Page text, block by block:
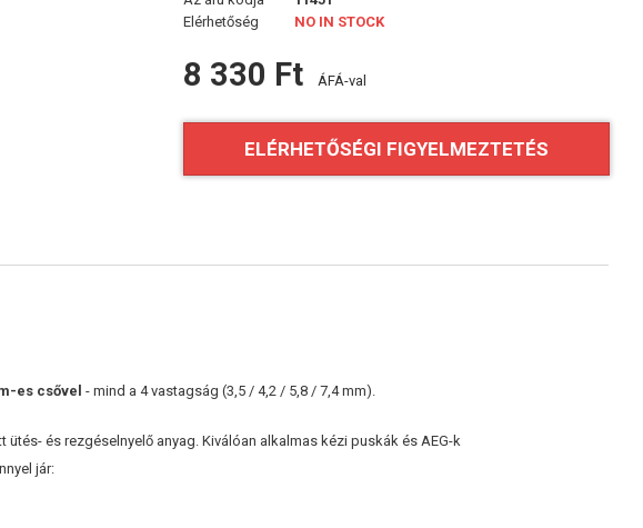
Elérhetőség
NO IN STOCK
8 330 Ft ÁFÁ-val
ELÉRHETŐSÉGI FIGYELMEZTETÉS
es csővel - mind a 4 vastagság (3,5 / 4,2 / 5,8 / 7,4 mm).
és rezgéselnyelő anyag. Kiválóan alkalmas kézi puskák és AEG-k
jár: